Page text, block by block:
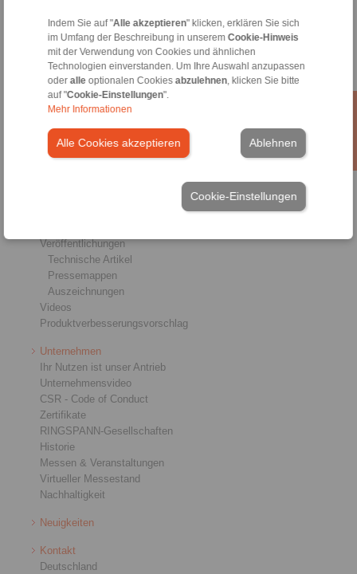
Indem Sie auf "Alle akzeptieren" klicken, erklären Sie sich
im Umfang der Beschreibung in unserem Cookie-Hinweis
mit der Verwendung von Cookies und ähnlichen
Technologien einverstanden. Um Ihre Auswahl anzupassen
oder alleoptionalen Cookies abzulehnen, klicken Sie bitte
auf "Cookie-Einstellungen".
Mehr Informationen
Alle Cookies akzeptieren Ablehnen
Cookie-Einstellungen
Schwerlastkupplungen
Industriekupplungen
Präzisionskupplungen
Präzisions-Spannzeuge
RCS® Fernbetätigungen
Branchen
Service
Veröffentlichungen
Technische Artikel
Pressemappen
Auszeichnungen
Videos
Produktverbesserungsvorschlag
Unternehmen
Ihr Nutzen ist unser Antrieb
Unternehmensvideo
CSR - Code of Conduct
Zertifikate
RINGSPANN-Gesellschaften
Historie
Messen & Veranstaltungen
Virtueller Messestand
Nachhaltigkeit
Neuigkeiten
Kontakt
Deutschland